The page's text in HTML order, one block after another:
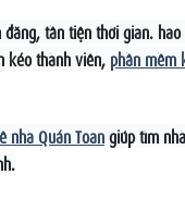
tần tiện thời gian.
kéo thành viên, phần mềm
nhà Quán Toangiúp tìm